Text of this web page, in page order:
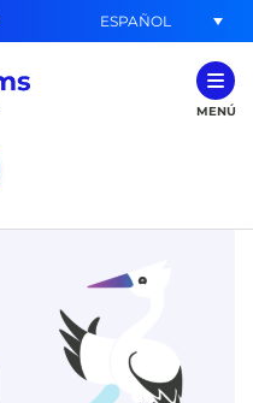
ESPAÑOL
MENÚ